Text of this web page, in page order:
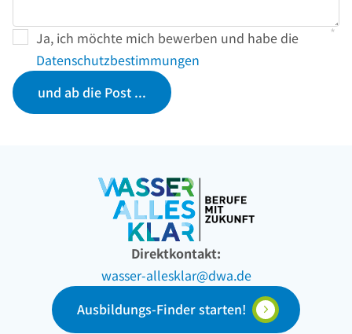
Ja, ich möchte mich bewerben und habe die
Datenschutzbestimmungen
und ab die Post ...
Direktkontakt:
wasser-allesklar@dwa.de
Ausbildungs-Finder starten!